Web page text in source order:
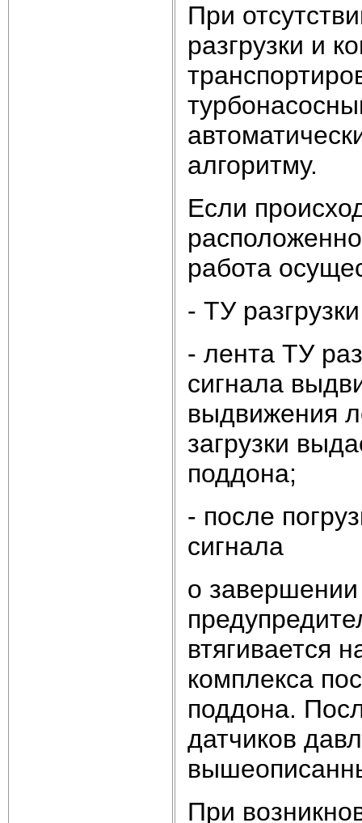
При
разгрузки и
алгоритму.
Если
работа
- ТУ
- лента ТУ
сигнала
выдвижения
загрузки
поддона;
- после
сигнала
о завершении
втягивается
комплекса
поддона.
датчиков
При